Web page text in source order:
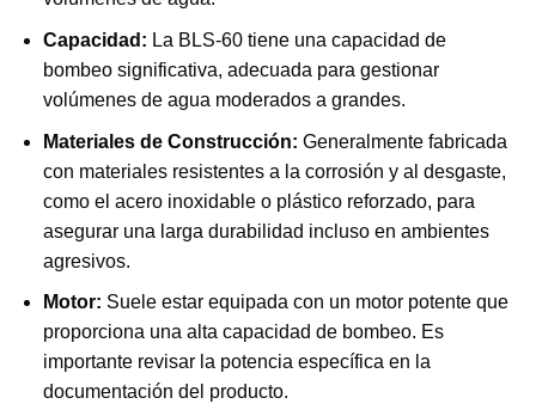
Capacidad: La BLS-60 tiene una capacidad de
bombeo significativa, adecuada para gestionar
volúmenes de agua moderados a grandes.
Materiales de Construcción: Generalmente fabricada
con materiales resistentes a la corrosión y al desgaste,
como el acero inoxidable o plástico reforzado, para
asegurar una larga durabilidad incluso en ambientes
agresivos.
Motor: Suele estar equipada con un motor potente que
proporciona una alta capacidad de bombeo. Es
importante revisar la potencia específica en la
documentación del producto.